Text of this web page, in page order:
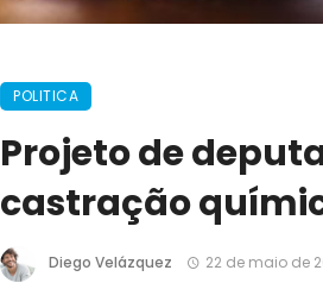
POLITICA
Projeto de
castração
Diego Velázquez 22 de maio de